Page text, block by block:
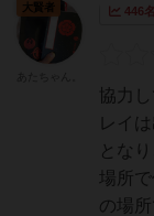
446名
協力
レイ
とな
場所
の場
大賢者